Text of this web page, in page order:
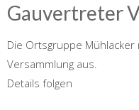
Gauvertreter
Die Ortsgruppe
Versammlung aus.
Details folgen